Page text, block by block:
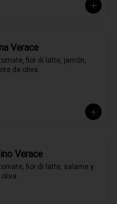
Verace
fior di latte, jamón,
de oliva.
Verace
fior di latte, salame y